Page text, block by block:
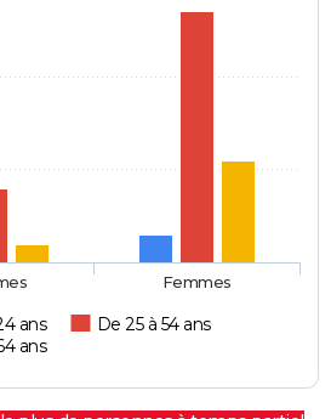
ans
De 25 à 54 ans
ans
Femmes